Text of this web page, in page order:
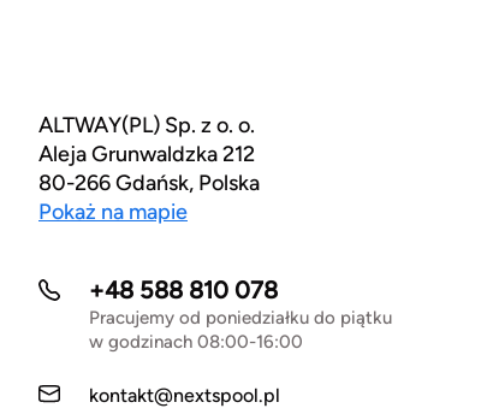
ALTWAY(PL) Sp. z o. o.
Aleja Grunwaldzka 212
80-266 Gdańsk, Polska
Pokaż na mapie
+48 588 810 078
Pracujemy od poniedziałku do piątku
w godzinach 08:00-16:00
kontakt@nextspool.pl